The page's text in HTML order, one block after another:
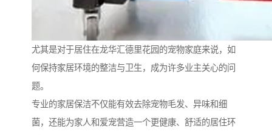
尤其是对于居住在龙华汇德里花园的宠物家庭来说，如
何保持家居环境的整洁与卫生，成为许多业主关心的问
题。
专业的家居保洁不仅能有效去除宠物毛发、异味和细
菌，还能为家人和爱宠营造一个更健康、舒适的居住环